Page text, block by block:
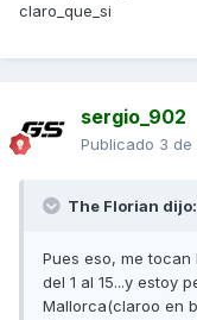
claro_que_si
sergio_902
Publicado 3 de
The Florian dijo:
Pues eso, me
del 1 al 15...y estoy
Mallorca(claroo en